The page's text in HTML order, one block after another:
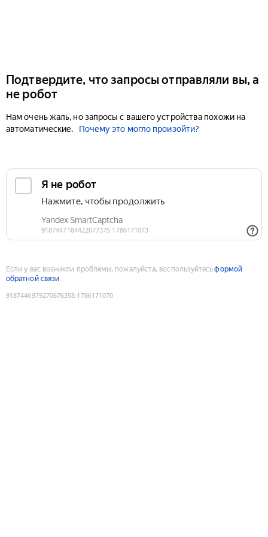
Подтвердите, что запросы отправляли вы, а
не робот
Нам очень жаль, но запросы с вашего устройства похожи на
автоматические.
Почему это могло произойти?
Если у вас возникли проблемы, пожалуйста, воспользуйтесьформой
обратной связи
9187446979270676358:1786171070